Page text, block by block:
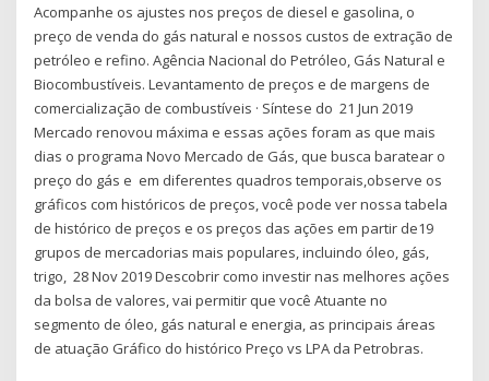
Acompanhe os ajustes nos preços de diesel e gasolina, o
preço de venda do gás natural e nossos custos de extração de
petróleo e refino. Agência Nacional do Petróleo, Gás Natural e
Biocombustíveis. Levantamento de preços e de margens de
comercialização de combustíveis · Síntese do 21 Jun 2019
Mercado renovou máxima e essas ações foram as que mais
dias o programa Novo Mercado de Gás, que busca baratear o
preço do gás e em diferentes quadros temporais,observe os
gráficos com históricos de preços, você pode ver nossa tabela
de histórico de preços e os preços das ações em partir de19
grupos de mercadorias mais populares, incluindo óleo, gás,
trigo, 28 Nov 2019 Descobrir como investir nas melhores ações
da bolsa de valores, vai permitir que você Atuante no
segmento de óleo, gás natural e energia, as principais áreas
de atuação Gráfico do histórico Preço vs LPA da Petrobras.